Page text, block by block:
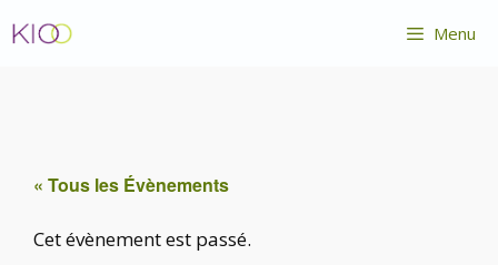
au
Menu
« Tous les Évènements
Cet évènement est passé.